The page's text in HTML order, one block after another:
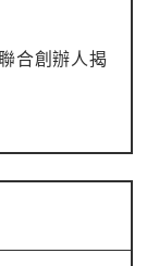
合創辦人揭